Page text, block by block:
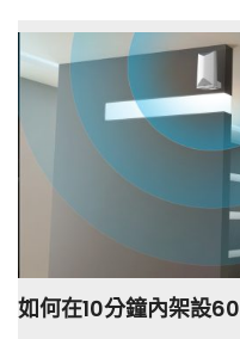
如何在10分鐘內架設